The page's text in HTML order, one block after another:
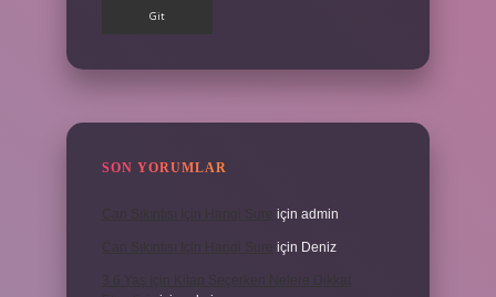
SON YORUMLAR
için admin
için Deniz